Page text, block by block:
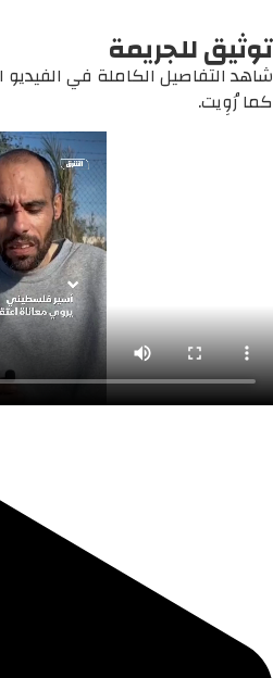
توثيق للجريمة
شاهد التفاصيل الكاملة في الفيديو
كما رُوِيت.